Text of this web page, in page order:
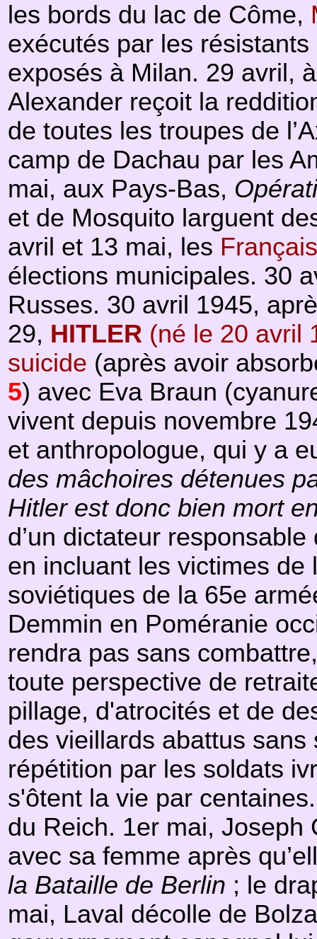
les bords du lac de Côme,
exécutés par les
exposés à Milan. 29 avril,
Alexander reçoit la
de toutes les troupes de
camp de Dachau par les
mai, aux Pays-Bas,
et de Mosquito larguent
avril et 13 mai, les
élections municipales. 30
Russes. 30 avril 1945,
29, HITLER (né le 20 avril
suicide (après avoir
5) avec Eva Braun
vivent depuis novembre
et anthropologue, qui y a
des mâchoires détenues
Hitler est donc bien mort
d’un dictateur
en incluant les victimes
soviétiques de la 65e
Demmin en Poméranie
rendra pas sans
toute perspective de
pillage, d'atrocités et de
des vieillards abattus
répétition par les soldats
s'ôtent la vie par
du Reich. 1er mai, Joseph
avec sa femme après
la Bataille de Berlin ; le
mai, Laval décolle de